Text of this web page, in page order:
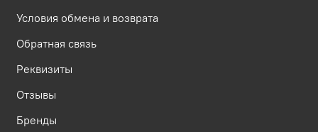
Условия обмена и возврата
Обратная связь
Реквизиты
Отзывы
Бренды